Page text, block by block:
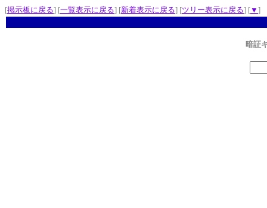
[掲示板に戻る] [一覧表示に戻る] [新着表示に戻る] [ツリー表示に戻る] [▼ ]
暗証